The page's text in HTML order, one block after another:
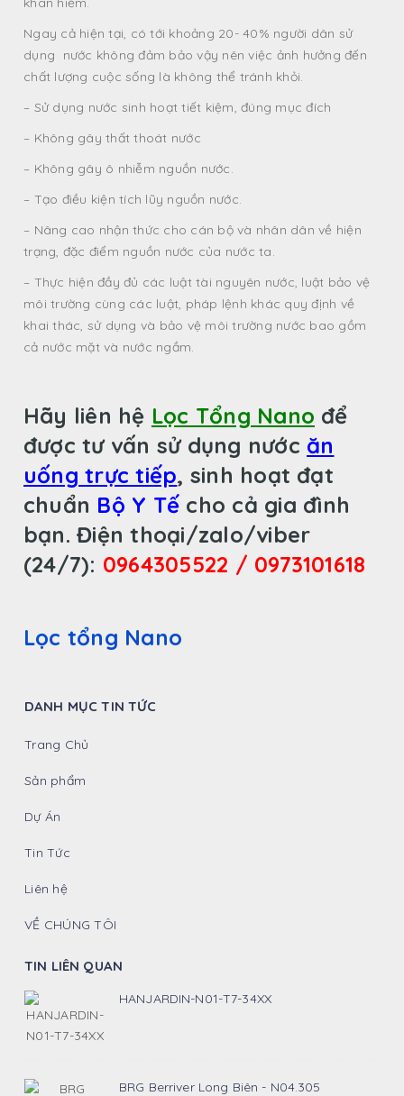
Ngay cả hiện tại, có tới khoảng 20- 40% người dân sử
dụng nước không đảm bảo vậy nên việc ảnh hưởng đến
chất lượng cuộc sống là không thể tránh khỏi.
– Sử dụng nước sinh hoạt tiết kiệm, đúng mục đích
– Không gây thất thoát nước
– Không gây ô nhiễm nguồn nước.
– Tạo điều kiện tích lũy nguồn nước.
– Nâng cao nhận thức cho cán bộ và nhân dân về hiện
trạng, đặc điểm nguồn nước của nước ta.
– Thực hiện đầy đủ các luật tài nguyên nước, luật bảo vệ
môi trường cùng các luật, pháp lệnh khác quy định về
khai thác, sử dụng và bảo vệ môi trường nước bao gồm
cả nước mặt và nước ngầm.
Hãy liên hệ Lọc Tổng Nano để
được tư vấn sử dụng nước ăn
uống trực tiếp, sinh hoạt đạt
chuẩn Bộ Y Tế cho cả gia đình
bạn.Điện thoại/zalo/viber
(24/7): 0964305522 / 0973101618
Lọc tổng Nano
DANH MỤC TIN TỨC
Trang Chủ
Sản phẩm
Dự Án
Tin Tức
Liên hệ
VỀ CHÚNG TÔI
TIN LIÊN QUAN
HANJARDIN-N01-T7-34XX
BRG Berriver Long Biên - N04.305